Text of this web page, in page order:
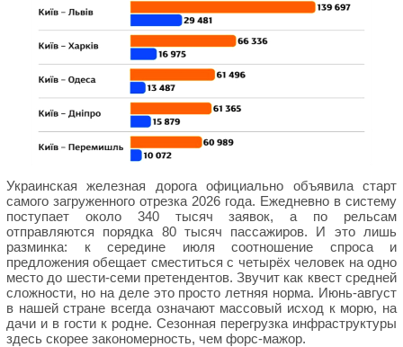
Украинская железная дорога официально объявила старт
самого загруженного отрезка 2026 года. Ежедневно в систему
поступает около 340 тысяч заявок, а по рельсам
отправляются порядка 80 тысяч пассажиров. И это лишь
разминка: к середине июля соотношение спроса и
предложения обещает сместиться с четырёх человек на одно
место до шести-семи претендентов. Звучит как квест средней
сложности, но на деле это просто летняя норма. Июнь-август
в нашей стране всегда означают массовый исход к морю, на
дачи и в гости к родне. Сезонная перегрузка инфраструктуры
здесь скорее закономерность, чем форс-мажор.